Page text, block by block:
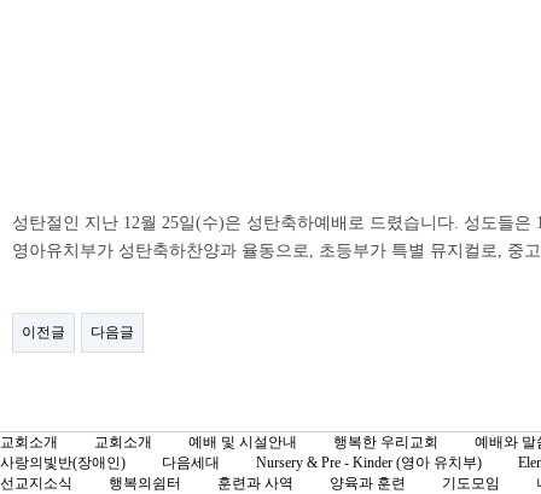
성탄절인 지난 12월 25일(수)은 성탄축하예배로 드렸습니다. 성도들
영아유치부가 성탄축하찬양과 율동으로, 초등부가 특별 뮤지컬로, 중
이전글 다음글
교회소개 교회소개 예배 및 시설안내 행복한 우리교회
예배와 말
사랑의빛반(장애인)
다음세대 Nursery & Pre - Kinder (영아 유치부)
선교지소식
행복의쉼터 훈련과 사역 양육과 훈련 기도모임